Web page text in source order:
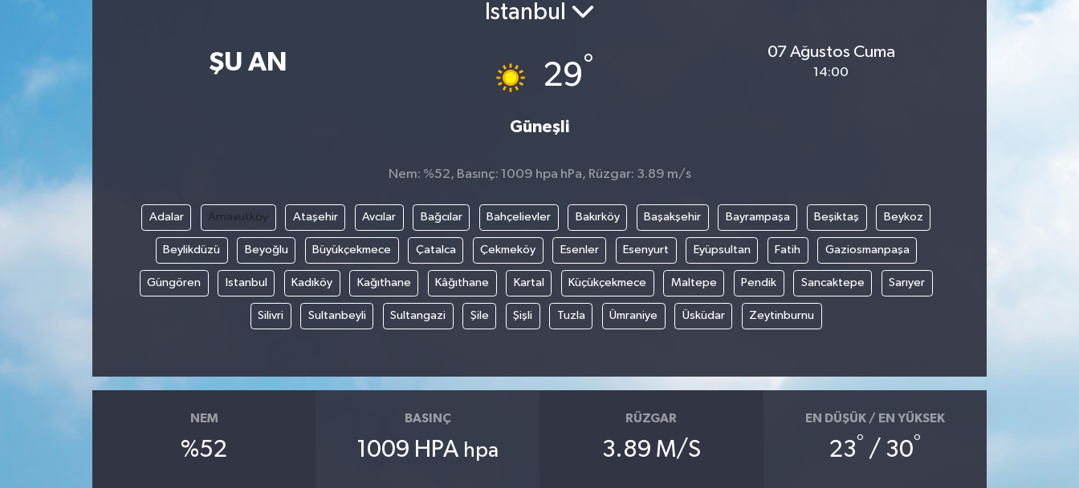
ŞU AN
İstanbul
29°
Güneşli
07 Ağustos Cuma
14:00
Nem: %52, Basınç: 1009 hpa hPa, Rüzgar: 3.89 m/s
Adalar Arnavutköy Ataşehir Avcılar Bağcılar Bahçelievler Bakırköy Başakşehir Bayrampaşa Beşiktaş Beykoz
Beylikdüzü Beyoğlu Büyükçekmece Çatalca Çekmeköy Esenler Esenyurt Eyüpsultan Fatih Gaziosmanpaşa
Güngören Istanbul Kadıköy Kağıthane Kâğıthane Kartal Küçükçekmece Maltepe Pendik Sancaktepe Sarıyer
Silivri Sultanbeyli Sultangazi Şile Şişli Tuzla Ümraniye Üsküdar Zeytinburnu
NEM
%52
BASINÇ
1009 HPA hpa
RÜZGAR
3.89 M/S
EN DÜŞÜK / EN YÜKSEK
23° / 30°